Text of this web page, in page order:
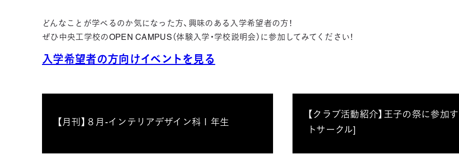
どんなことが学べるのか気になった方、興味のある入学希望者の方！
ぜひ中央工学校のOPEN CAMPUS（体験入学・学校説明会）に参加してみてください！
入学希望者の方向けイベントを見る
【月刊】８月-インテリアデザイン科１年生
【クラブ活動紹介】王子の祭に参加
トサークル]